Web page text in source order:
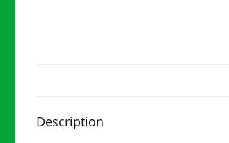
Description